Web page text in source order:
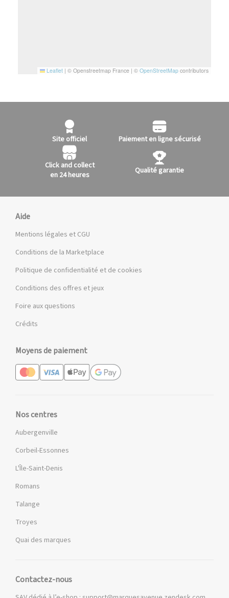
Leaflet | © Openstreetmap France | © OpenStreetMap contributors
Site officiel Paiement en ligne sécurisé
Click and collect
en 24 heures
Qualité garantie
Aide
Mentions légales et CGU
Conditions de la Marketplace
Politique de confidentialité et de cookies
Conditions des offres et jeux
Foire aux questions
Crédits
Moyens de paiement
Nos centres
Aubergenville
Corbeil-Essonnes
L'Île-Saint-Denis
Romans
Talange
Troyes
Quai des marques
Contactez-nous